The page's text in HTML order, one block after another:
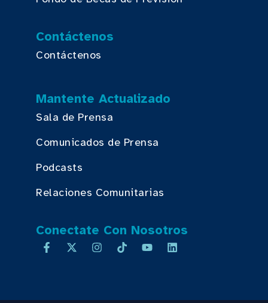
Contáctenos
Contáctenos
Mantente Actualizado
Sala de Prensa
Comunicados de Prensa
Podcasts
Relaciones Comunitarias
Conectate Con Nosotros